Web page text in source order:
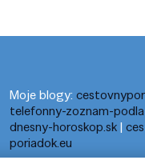
Moje blogy:
telefonny-zoznam-
dnesny-horoskop.sk|
poriadok.eu